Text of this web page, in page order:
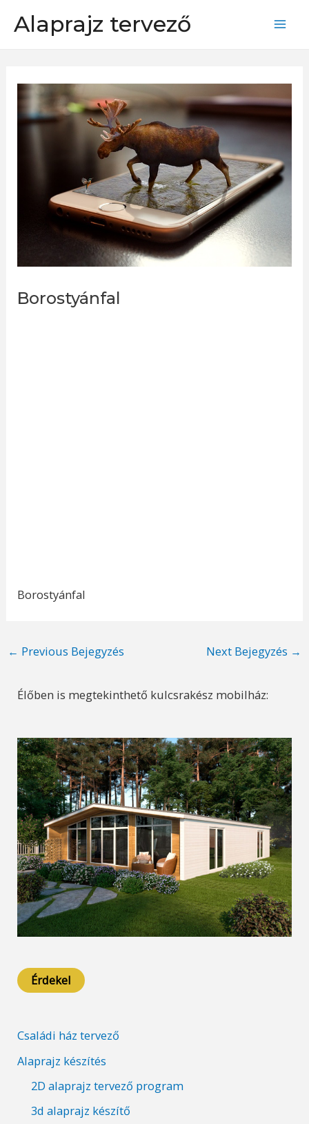
Alaprajz tervező
Borostyánfal
Borostyánfal
Post
← Previous Bejegyzés Next Bejegyzés →
Élőben is megtekinthető kulcsrakész mobilház:
Érdekel
Családi ház tervező
Alaprajz készítés
2D alaprajz tervező program
3d alaprajz készítő